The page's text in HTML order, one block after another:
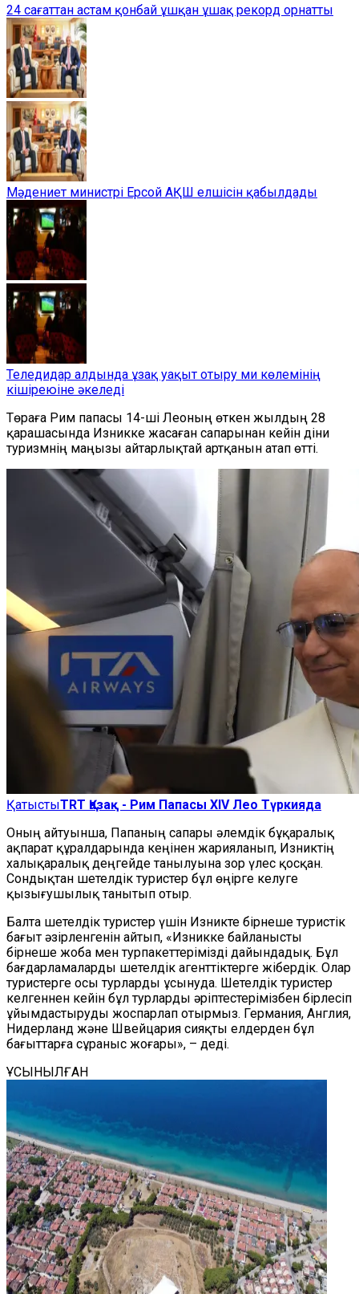
24 сағаттан астам қонбай ұшқан ұшақ рекорд орнатты
Мәдениет министрі Ерсой АҚШ елшісін қабылдады
Теледидар алдында ұзақ уақыт отыру ми көлемінің
кішіреюіне әкеледі
Төраға Рим папасы 14-ші Леоның өткен жылдың 28
қарашасында Изникке жасаған сапарынан кейін діни
туризмнің маңызы айтарлықтай артқанын атап өтті.
ҚатыстыTRT Қазақ - Рим Папасы XIV Лео Түркияда
Оның айтуынша, Папаның сапары әлемдік бұқаралық
ақпарат құралдарында кеңінен жарияланып, Изниктің
халықаралық деңгейде танылуына зор үлес қосқан.
Сондықтан шетелдік туристер бұл өңірге келуге
қызығушылық танытып отыр.
Балта шетелдік туристер үшін Изникте бірнеше туристік
бағыт әзірленгенін айтып, «Изникке байланысты
бірнеше жоба мен турпакеттерімізді дайындадық. Бұл
бағдарламаларды шетелдік агенттіктерге жібердік. Олар
туристерге осы турларды ұсынуда. Шетелдік туристер
келгеннен кейін бұл турларды әріптестерімізбен бірлесіп
ұйымдастыруды жоспарлап отырмыз. Германия, Англия,
Нидерланд және Швейцария сияқты елдерден бұл
бағыттарға сұраныс жоғары», – деді.
ҰСЫНЫЛҒАН